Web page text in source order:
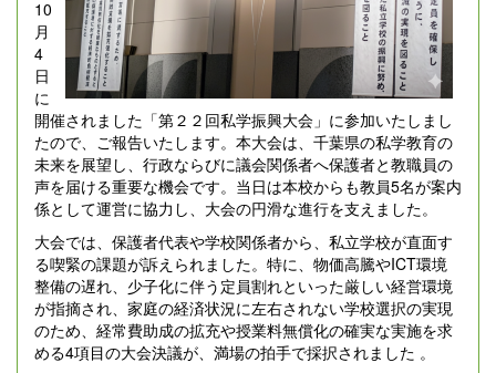
10
月
4
日
に
開催されました「第２２回私学振興大会」に参加いたしまし
たので、ご報告いたします。本大会は、千葉県の私学教育の
未来を展望し、行政ならびに議会関係者へ保護者と教職員の
声を届ける重要な機会です。当日は本校からも教員5名が案内
係として運営に協力し、大会の円滑な進行を支えました。
大会では、保護者代表や学校関係者から、私立学校が直面す
る喫緊の課題が訴えられました。特に、物価高騰やICT環境
整備の遅れ、少子化に伴う定員割れといった厳しい経営環境
が指摘され、家庭の経済状況に左右されない学校選択の実現
のため、経常費助成の拡充や授業料無償化の確実な実施を求
める4項目の大会決議が、満場の拍手で採択されました 。